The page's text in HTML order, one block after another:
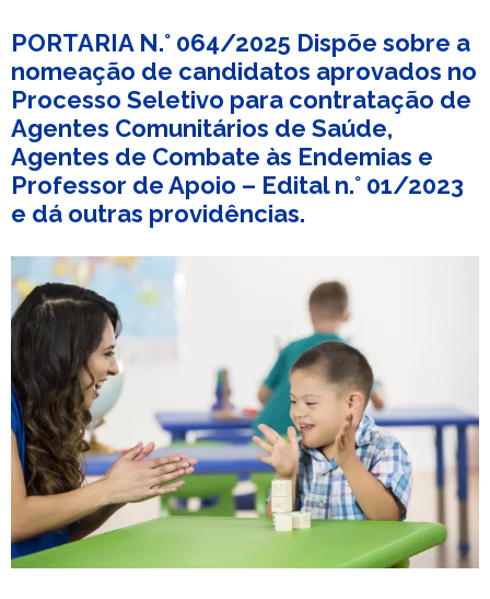
PORTARIA N.° 064/2025 Dispõe sobre a
nomeação de candidatos aprovados no
Processo Seletivo para contratação de
Agentes Comunitários de Saúde,
Agentes de Combate às Endemias e
Professor de Apoio – Edital n.° 01/2023
e dá outras providências.